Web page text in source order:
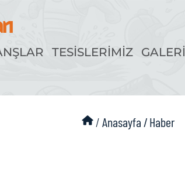
TESİSLERİMİZ GALERİ
/Anasayfa /Haber